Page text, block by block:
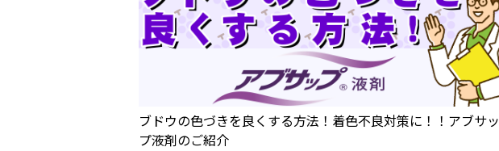
ブドウの色づきを良くする方法！着色不良対策に！！アブサッ
プ液剤のご紹介